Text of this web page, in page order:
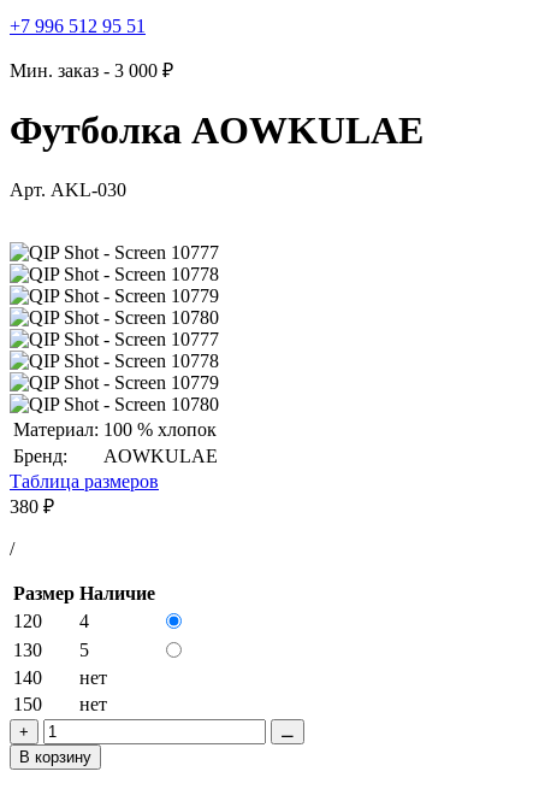
+7 996 512 95 51
Мин. заказ - 3 000 ₽
Футболка AOWKULAE
Арт. AKL-030
Материал: 100 % хлопок
Бренд:
AOWKULAE
Таблица размеров
380 ₽
/
Размер Наличие
120
4
130
5
140
нет
150
нет
+
⚊
В корзину